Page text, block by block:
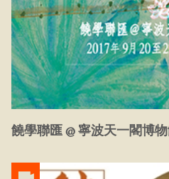
饒學聯匯 @ 寧波天一閣博